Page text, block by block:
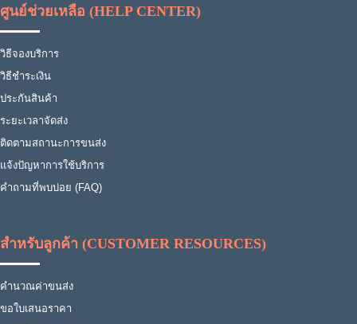
ศูนย์ช่วยเหลือ (HELP CENTER)
วิธีจองบริการ
วิธีชำระเงิน
ประกันสินค้า
ระยะเวลาจัดส่ง
ติดตามสถานะการขนส่ง
แจ้งปัญหาการใช้บริการ
คำถามที่พบบ่อย (FAQ)
สำหรับลูกค้า (CUSTOMER RESOURCES)
คำนวณค่าขนส่ง
ขอใบเสนอราคา